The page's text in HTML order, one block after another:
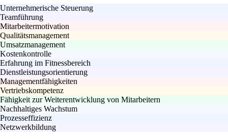
Unternehmerische Steuerung
Teamführung
Mitarbeitermotivation
Qualitätsmanagement
Umsatzmanagement
Kostenkontrolle
Erfahrung im Fitnessbereich
Dienstleistungsorientierung
Managementfähigkeiten
Vertriebskompetenz
Fähigkeit zur Weiterentwicklung von Mitarbeitern
Nachhaltiges Wachstum
Prozesseffizienz
Netzwerkbildung